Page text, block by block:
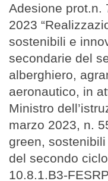
Adesione prot.n.
2023
sostenibili e
secondarie del
alberghiero,
aeronautico, in
Ministro
marzo 2023, n.
green,
del secondo
10.8.1.B3-